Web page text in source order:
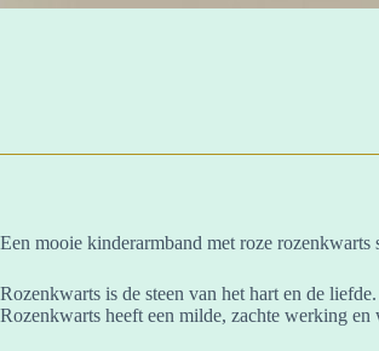
Een mooie kinderarmband met roze
Rozenkwarts is de steen van het hart en de
Rozenkwarts heeft een milde, zachte werking